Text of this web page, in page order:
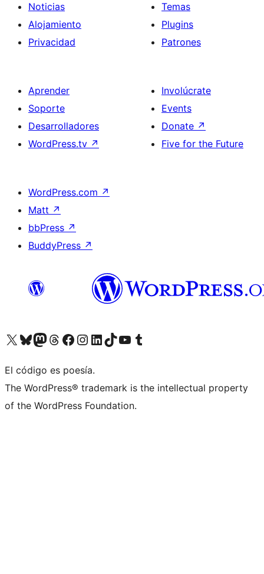
Noticias
Alojamiento
Privacidad
Temas
Plugins
Patrones
Aprender
Soporte
Desarrolladores
WordPress.tv ↗
Involúcrate
Events
Donate ↗
Five for the Future
WordPress.com ↗
Matt ↗
bbPress ↗
BuddyPress ↗
Visit our X (formerly Twitter) account
Visit our Bluesky account
Visit our Mastodon account
Visit our Threads account
Visita nuestra página de Facebook
Visita nuestra cuenta de Instagram
Visita nuestra cuenta de LinkedIn
Visit our TikTok account
Visita nuestro canal de YouTube
Visit our Tumblr account
El código es poesía.
The WordPress® trademark is the intellectual property
of the WordPress Foundation.